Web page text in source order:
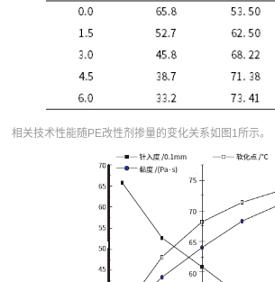
相关技术性能随PE改性剂掺量的变化关系如图1所示。